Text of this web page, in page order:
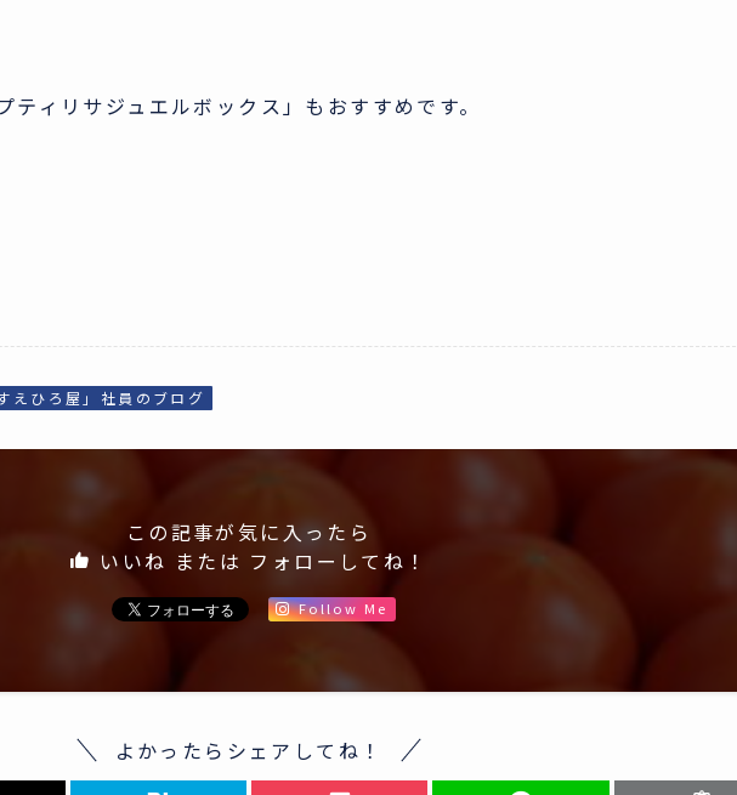
ィリサジュエルボックス」もおすすめです。
えひろ屋」社員のブログ
この記事が気に入ったら
いいね または フォローしてね！
Follow Me
よかったらシェアしてね！